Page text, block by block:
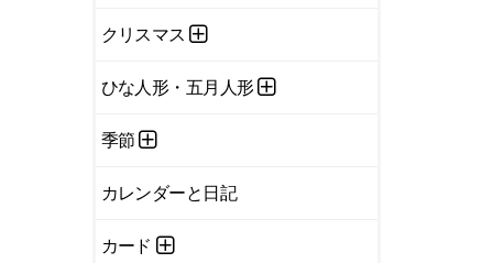
クリスマス
ひな人形・五月人形
季節
カレンダーと日記
カード